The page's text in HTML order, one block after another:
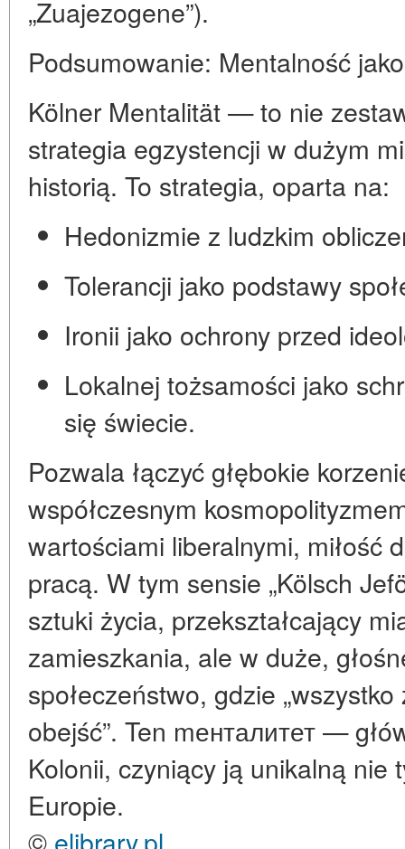
„Zuajezogene”).
Podsumowanie: Mentalność
Kölner Mentalität — to nie
strategia egzystencji w dużym
historią. To strategia, oparta na:
Hedonizmie z ludzkim
Tolerancji jako podstawy
Ironii jako ochrony przed
Lokalnej tożsamości jako
się świecie.
Pozwala łączyć głębokie
współczesnym
wartościami liberalnymi, miłość
pracą. W tym sensie „Kölsch
sztuki życia, przekształcający
zamieszkania, ale w duże,
społeczeństwo, gdzie
obejść”. Ten mенталитет —
Kolonii, czyniący ją unikalną nie
Europie.
© elibrary.pl